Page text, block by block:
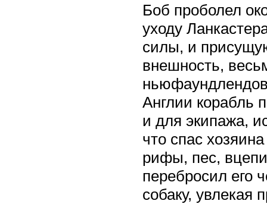
Боб проболел
уходу
силы, и
внешность,
Англии корабль
и для экипажа,
что спас
рифы, пес,
перебросил его
собаку, увлекая